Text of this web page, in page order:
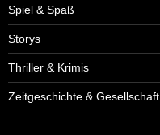
Spiel & Spaß
Storys
Thriller & Krimis
Zeitgeschichte & Gesellschaft